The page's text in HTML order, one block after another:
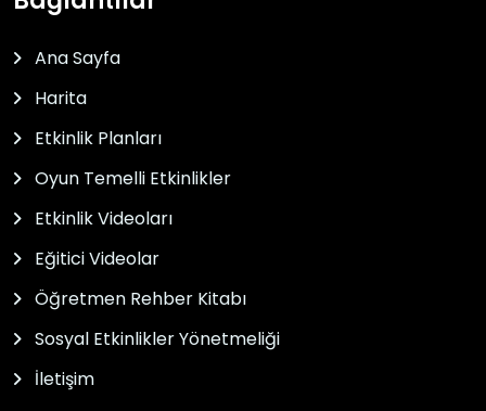
Ana Sayfa
Harita
Etkinlik Planları
Oyun Temelli Etkinlikler
Etkinlik Videoları
Eğitici Videolar
Öğretmen Rehber Kitabı
Sosyal Etkinlikler Yönetmeliği
İletişim